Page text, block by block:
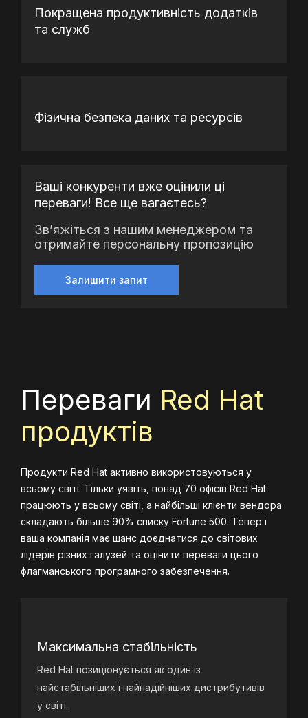
Покращена продуктивність додатків
та служб
Фізична безпека даних та ресурсів
Ваші конкуренти вже оцінили ці
переваги! Все ще вагаєтесь?
Зв’яжіться з нашим менеджером та
отримайте персональну пропозицію
Залишити запит
Переваги Red Hat
продуктів
Продукти Red Hat активно використовуються у
всьому світі. Тільки уявіть, понад 70 офісів Red Hat
працюють у всьому світі, а найбільші клієнти вендора
складають більше 90% списку Fortune 500. Тепер і
ваша компанія має шанс доєднатися до світових
лідерів різних галузей та оцінити переваги цього
флагманського програмного забезпечення.
Максимальна стабільність
Red Hat позиціонується як один із
найстабільніших і найнадійніших дистрибутивів
у світі.